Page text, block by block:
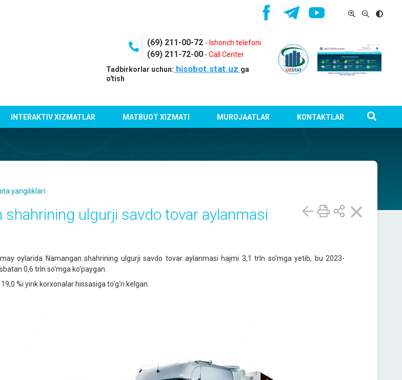
(69) 211-00-72 - Ishonch telefoni
(69) 211-72-00- Call Center
Tadbirkorlar uchun: hisobot.stat.uz ga
o'tish
INTERAKTIV XIZMATLAR MATBUOT XIZMATI MUROJAATLAR KONTAKTLAR
yangiliklari
shahrining ulgurji savdo tovar aylanmasi
oylarida Namangan shahrining ulgurji savdo tovar aylanmasi hajmi 3,1 trln so‘mga yetib, bu 2023-
0,6 trln so‘mga ko‘paygan.
%i yirik korxonalar hissasiga to‘g‘ri kelgan.